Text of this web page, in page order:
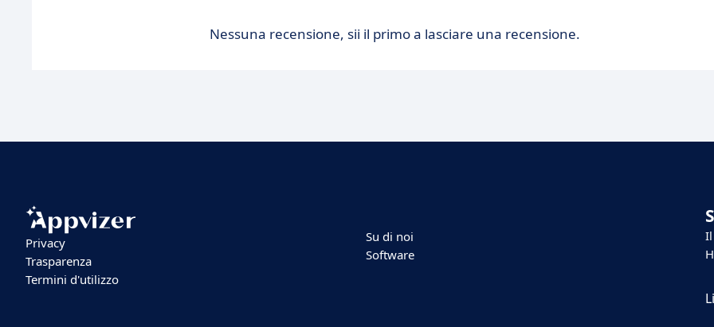
Nessuna recensione, sii il primo a lasciare una recensione.
Privacy
Trasparenza
Termini d'utilizzo
Su di noi
Software